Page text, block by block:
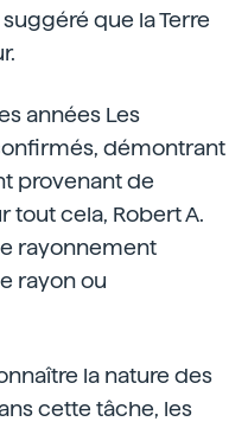
que la Terre
années Les
démontrant
provenant de
tout cela, Robert A.
rayonnement
rayon ou
la nature des
cette tâche, les